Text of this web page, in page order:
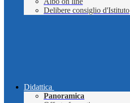
Delibere consiglio d'Istituto
Didattica
Panoramica